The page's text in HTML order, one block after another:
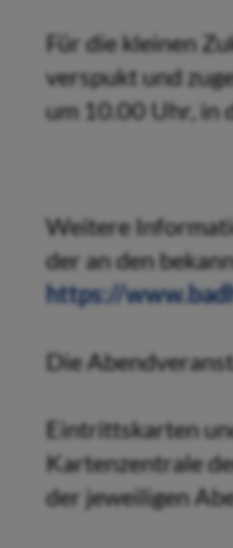
Für die kleinen
verspukt und
um 10.00 Uhr, in
Weitere
der an den
https://
Die
Eintrittskarten
Kartenzentrale
der jeweiligen